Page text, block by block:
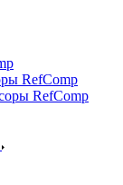
RefComp
RefComp